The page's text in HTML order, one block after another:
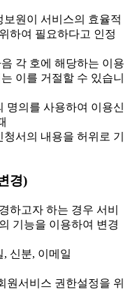
보원이 서비스의 효율적
하여 필요하다고 인정
각 호에 해당하는 이용
이를 거절할 수 있습니
명의를 사용하여 이용신
청서의 내용을 허위로 기
경)
하고자 하는 경우 서비
기능을 이용하여 변경
신분, 이메일
서비스 권한설정을 위